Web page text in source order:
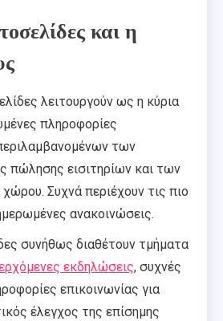
και η
λειτουργούν ως η κύρια
πληροφορίες
των
πώλησης εισιτηρίων και των
Συχνά περιέχουν τις πιο
ανακοινώσεις.
συνήθως διαθέτουν τμήματα
εκδηλώσεις, συχνές
επικοινωνίας για
έλεγχος της επίσημης